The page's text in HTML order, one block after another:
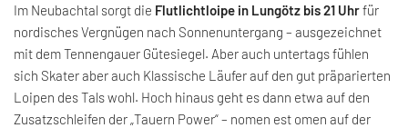
Im Neubachtal sorgt die Flutlichtloipe in Lungötz bis 21 Uhrfür
nordisches Vergnügen nach Sonnenuntergang – ausgezeichnet
mit dem Tennengauer Gütesiegel. Aber auch untertags fühlen
sich Skater aber auch Klassische Läufer auf den gut präparierten
Loipen des Tals wohl. Hoch hinaus geht es dann etwa auf den
Zusatzschleifen der „Tauern Power“ – nomen est omen auf der